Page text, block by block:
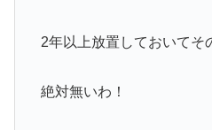
2年以上放置しておいてそ
絶対無いわ！